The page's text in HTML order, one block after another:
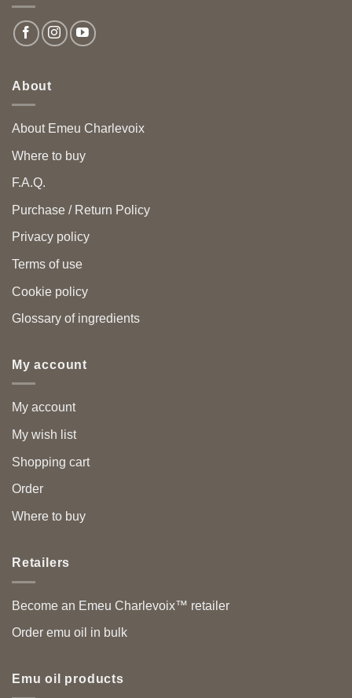
About
About Emeu Charlevoix
Where to buy
F.A.Q.
Purchase / Return Policy
Privacy policy
Terms of use
Cookie policy
Glossary of ingredients
My account
My account
My wish list
Shopping cart
Order
Where to buy
Retailers
Become an Emeu Charlevoix™ retailer
Order emu oil in bulk
Emu oil products